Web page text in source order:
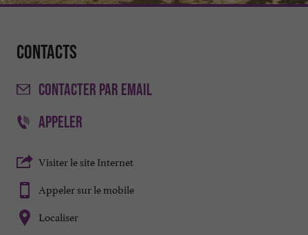
Contacts
CONTACTER PAR EMAIL
APPELER
Visiter le site Internet
Appeler sur le mobile
Localiser